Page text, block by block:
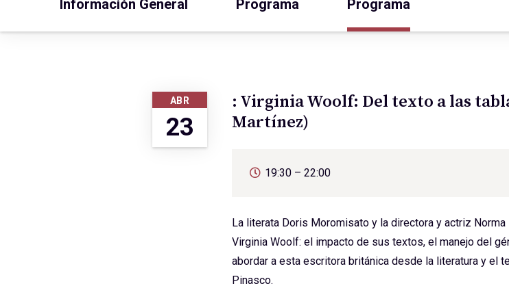
Información General Programa Programa
ABR
23
: Virginia Woolf: Del texto a las
Martínez)
19:30 – 22:00
La literata Doris Moromisato y la directora y actriz
Virginia Woolf: el impacto de sus textos, el manejo del
abordar a esta escritora británica desde la literatura y el
Pinasco.